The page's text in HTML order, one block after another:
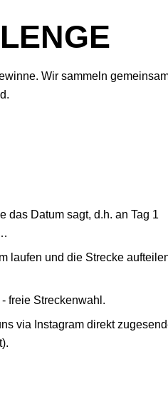
Wir sammeln
das Datum sagt, d.h. an Tag 1
laufen und die Strecke
freie Streckenwahl.
via Instagram direkt